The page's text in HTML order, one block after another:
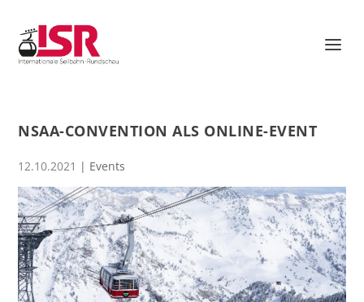
NSAA-CONVENTION ALS ONLINE-EVENT
12.10.2021 | Events